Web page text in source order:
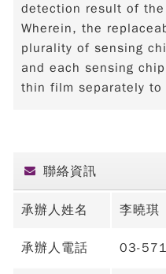
detection result of
Wherein, the
plurality of sensing
and each sensing
thin film separately
聯絡資訊
承辦人姓名 李曉琪
承辦人電話 03-